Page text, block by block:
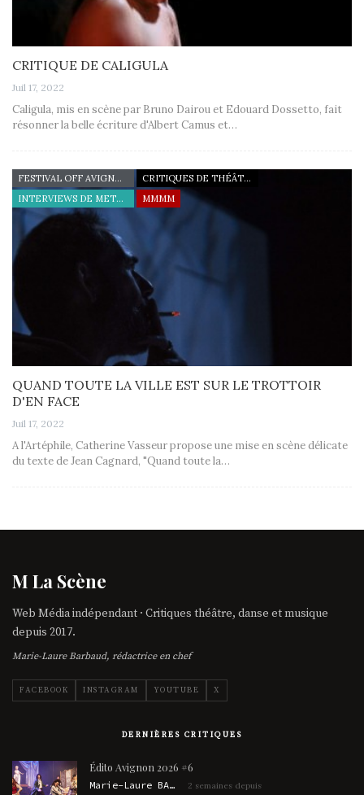
CRITIQUE DE CALIGULA
Juil 17, 2022
Caligula, mis en scène par Bruno Dairou et Edouard Dossetto, fait
résonner la belle écriture d'Albert Camus et…
FESTIVAL OFF AVIGNON 22
CRITIQUES DE THÉÂTRE
INTERVIEWS DE METTEURS EN SCÈNE
MMMM
QUAND TOUTE LA VILLE EST SUR LE TROTTOIR
D'EN FACE
Juil 17, 2022
A l'Artéphile, Catherine Vasseur propose une mise en scène délicate
du texte de Jean Cagnard, "Quand toute la…
M La Scène
Web Média indépendant · Critiques théâtre, danse et musique
depuis 2017.
Marie-Laure Barbaud, rédactrice en chef
FACEBOOK INSTAGRAM YOUTUBE X
DERNIÈRES CRITIQUES
Édito Avignon 2026 #6
Marie-Laure BARBAUD 2 semaines depuis